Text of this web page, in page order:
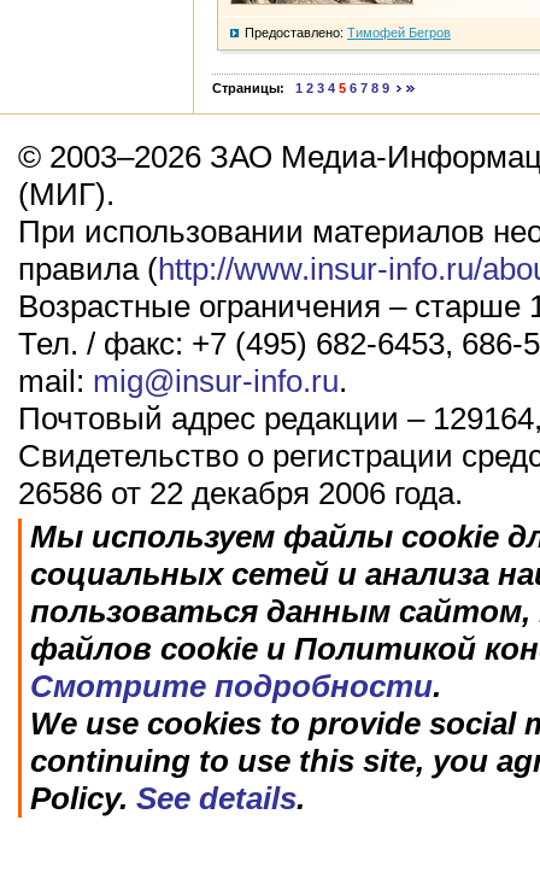
Предоставлено: Тимофей Бегров
Страницы: 1 2 3 4 5 6 7 8 9
© 2003–2026 ЗАО Медиа-
(МИГ).
При использовании материалов
правила (http://www.insur-info.ru/
Возрастные ограничения – старше
Тел. / факс: +7 (495) 682-6453, 686-
mail: mig@insur-info.ru.
Почтовый адрес редакции –
Свидетельство о регистрации
26586 от 22 декабря 2006 года.
Мы используем файлы cookie
социальных сетей и анализа
пользоваться данным
файлов cookie и Политикой
Смотрите подробности.
We use cookies to provide social
continuing to use this site, you
Policy. See details.